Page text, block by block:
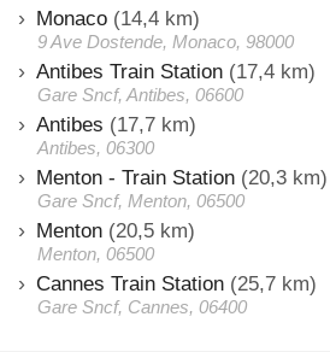
Monaco (14,4 km)
9 Ave Dostende, Monaco, 98000
Antibes Train Station (17,4 km)
Gare Sncf, Antibes, 06600
Antibes (17,7 km)
Antibes, 06300
Menton - Train Station (20,3 km)
Gare Sncf, Menton, 06500
Menton (20,5 km)
Menton, 06500
Cannes Train Station (25,7 km)
Gare Sncf, Cannes, 06400